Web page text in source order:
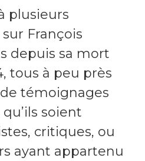
plusieurs
François
depuis sa mort
tous à peu près
témoignages
soient
critiques, ou
ayant appartenu